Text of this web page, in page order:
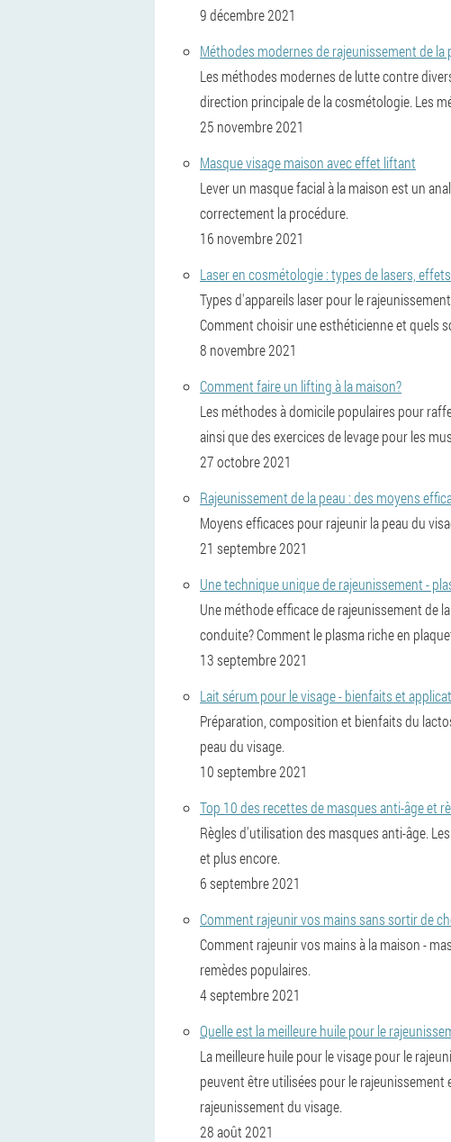
9 décembre 2021
Méthodes modernes de rajeunissement de
Les méthodes modernes de lutte contre
direction principale de la cosmétologie. Les
25 novembre 2021
Masque visage maison avec effet liftant
Lever un masque facial à la maison est un
correctement la procédure.
16 novembre 2021
Laser en cosmétologie : types de lasers,
Types d'appareils laser pour le
Comment choisir une esthéticienne et quels
8 novembre 2021
Comment faire un lifting à la maison?
Les méthodes à domicile populaires pour
ainsi que des exercices de levage pour les
27 octobre 2021
Rajeunissement de la peau : des moyens
Moyens efficaces pour rajeunir la peau du
21 septembre 2021
Une technique unique de rajeunissement -
Une méthode efficace de rajeunissement de
conduite? Comment le plasma riche en
13 septembre 2021
Lait sérum pour le visage - bienfaits et
Préparation, composition et bienfaits du
peau du visage.
10 septembre 2021
Top 10 des recettes de masques anti-âge et
Règles d'utilisation des masques anti-âge.
et plus encore.
6 septembre 2021
Comment rajeunir vos mains sans sortir de
Comment rajeunir vos mains à la maison -
remèdes populaires.
4 septembre 2021
Quelle est la meilleure huile pour le
La meilleure huile pour le visage pour le
peuvent être utilisées pour le
rajeunissement du visage.
28 août 2021